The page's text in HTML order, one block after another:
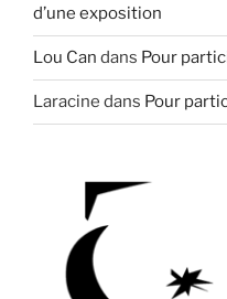
d’une exposition
Lou Can dans Pour
Laracine dans Pour